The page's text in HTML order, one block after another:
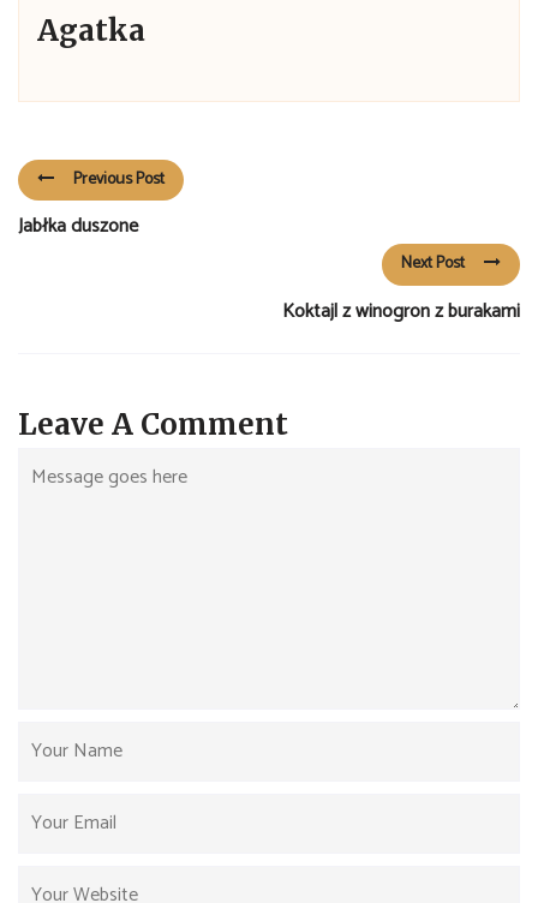
Agatka
Previous Post
Jabłka duszone
Next Post
Koktajl z winogron z burakami
Leave A Comment